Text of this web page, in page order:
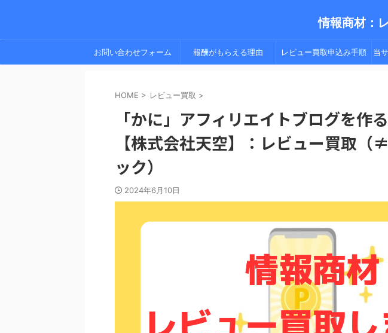
情報商材：
お問い合わせフォーム 報酬がもらえる理由 レビュー買取申込み手順 当
HOME > レビュー買取 >
「かに」アフィリエイトブログを作
【株式会社天空】：レビュー買取（
ック）
2024年6月10日